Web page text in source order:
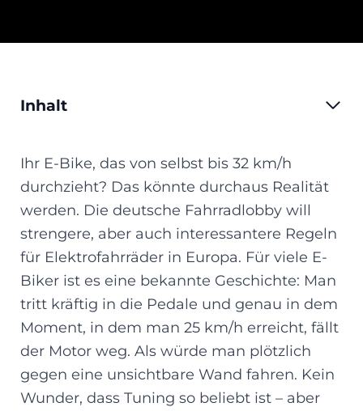
Inhalt
Ihr E-Bike, das von selbst bis 32 km/h
durchzieht? Das könnte durchaus Realität
werden. Die deutsche Fahrradlobby will
strengere, aber auch interessantere Regeln
für Elektrofahrräder in Europa. Für viele E-
Biker ist es eine bekannte Geschichte: Man
tritt kräftig in die Pedale und genau in dem
Moment, in dem man 25 km/h erreicht, fällt
der Motor weg. Als würde man plötzlich
gegen eine unsichtbare Wand fahren. Kein
Wunder, dass Tuning so beliebt ist – aber